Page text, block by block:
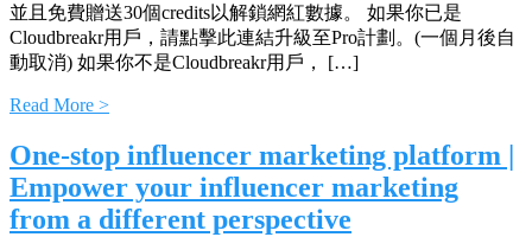
並且免費贈送30個credits以解鎖網紅數據。 如果你已是
Cloudbreakr用戶，請點擊此連結升級至Pro計劃。(一個月後自
動取消) 如果你不是Cloudbreakr用戶， […]
Read More >
One-stop influencer marketing platform |
Empower your influencer marketing
from a different perspective